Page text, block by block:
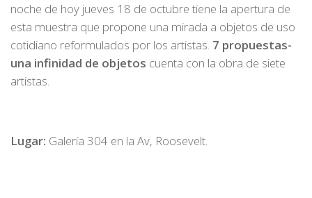
noche de hoy jueves 18 de octubre tiene la apertura de
esta muestra que propone una mirada a objetos de uso
cotidiano reformulados por los artistas. 7 propuestas-
una infinidad de objetos cuenta con la obra de siete
artistas.
Lugar: Galería 304 en la Av, Roosevelt.